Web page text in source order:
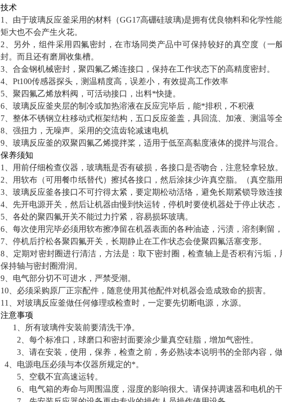
技术
1
、由于玻璃反应釜采用的材料（GG17高硼硅玻璃)是拥有优良物料和化学性
矩大也不会产生火花。
2 、另外，组件采用四氟密封，在市场同类产品中可保持较好的真空度（一
封。而且还有磨屑收集槽。
3 、合金钢机械密封，聚四氟乙烯连接口，保持在工作状态下的高精度密封。
4 、Pt100传感器探头，测温精度高，误差小，有效提高工作效率
5 、聚四氟乙烯放料阀，可活动接口，出料*快捷。
6 、玻璃反应釜夹层的制冷或加热溶液在反应完毕后，能*排积，不积液
7 、整体不锈钢立柱移动式框架结构，五口反应釜盖，具回流、加液、测温等全
8 、强扭力，无噪声。采用的交流齿轮减速电机
9 、玻璃反应釜的双聚四氟乙烯搅拌桨，适用于低至高黏度液体的搅拌与混合。
保养须知
1
、用前仔细检查仪器，玻璃瓶是否有破损，各接口是否吻合，注意轻拿轻放。
2 、用软布（可用餐巾纸替代）擦拭各接口，然后涂抹少许真空脂。（真空脂
3 、玻璃反应釜各接口不可拧得太紧，要定期松动活络，避免长期紧锁导致连接
4 、先开电源开关，然后让机器由慢到快运转，停机时要使机器处于停止状态
5 、各处的聚四氟开关不能过力拧紧，容易损坏玻璃。
6 、每次使用完毕必须用软布擦净留在机器表面的各种油迹，污渍，溶剂剩留
7 、停机后拧松各聚四氟开关，长期静止在工作状态会使聚四氟活塞变形。
8 、定期对密封圈进行清洁，方法是：取下密封圈，检查轴上是否积有污垢
保持轴与密封圈滑润。
9 、电气部分切不可进水，严禁受潮。
10 、必须采购原厂正宗配件，随意使用其他配件对机器会造成致命的损害。
11
、对玻璃反应釜做任何修理或检查时，一定要先切断电源，水源。
注意事项
1
、所有玻璃件安装前要清洗干净。
2、每个标准口，球磨口和密封面要涂少量真空硅脂，增加气密性。
3、请在安装，使用，保养，检查之前，务必熟读本说明书的全部内容，做
4 、电源电压必须与本仪器所规定的*。
5、空载不宜高速运转。
6、电气箱的寿命与周围温度，湿度的影响很大。请保持调速器和电机的干